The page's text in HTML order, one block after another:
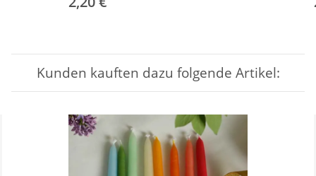
Kunden kauften dazu folgende Artikel: